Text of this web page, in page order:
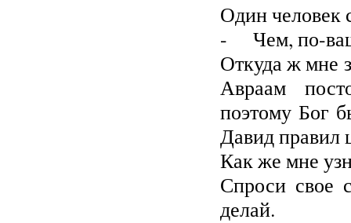
Один человек
- Чем, по-
Откуда ж мне
Авраам
поэтому Бог
Давид правил
Как же мне
Спроси свое
делай.